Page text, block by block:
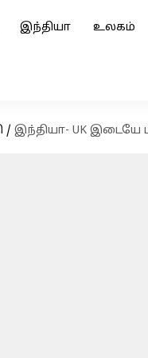
இந்தியா உலகம்
/ இந்தியா- UK இடையே